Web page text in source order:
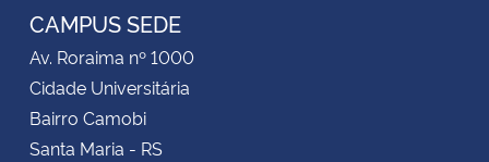
CAMPUS SEDE
Av. Roraima nº 1000
Cidade Universitária
Bairro Camobi
Santa Maria - RS